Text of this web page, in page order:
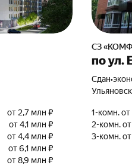
от 2,7 млн ₽
от 4,1 млн ₽
от 4,4 млн ₽
от 6,1 млн ₽
от 8,9 млн ₽
СЗ
по ул.
Сдан•
1-комн.
2-комн.
3-комн.